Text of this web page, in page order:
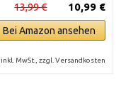
10,99 €
13,99 €
Bei Amazon ansehen
inkl. MwSt., zzgl. Versandkosten